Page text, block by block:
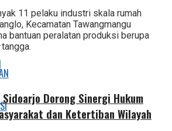
11 pelaku industri skala rumah
Kecamatan Tawangmangu
bantuan peralatan produksi berupa
Sidoarjo Dorong Sinergi Hukum
dan Ketertiban Wilayah